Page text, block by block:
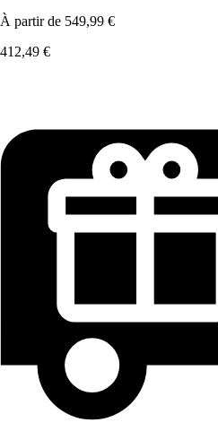
À partir de 549,99 €
412,49 €